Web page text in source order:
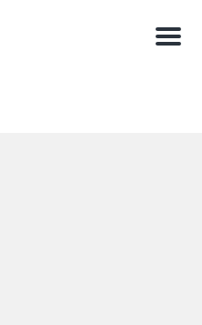
Menu